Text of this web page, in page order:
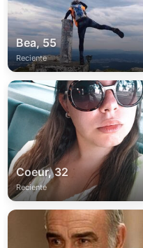
Bea, 55
Reciente
Coeur, 32
Reciente